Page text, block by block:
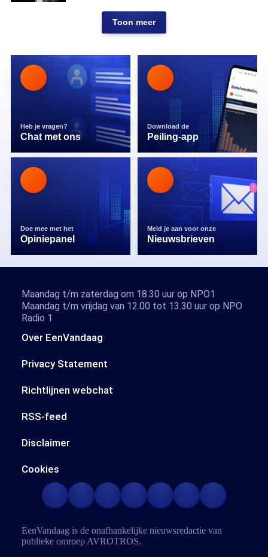
Toon meer
Heb je vragen?
Chat met ons
Download de
Peiling-app
Doe mee met het
Opiniepanel
Meld je aan voor onze
Nieuwsbrieven
Over EenVandaag
Privacy Statement
Richtlijnen webchat
RSS-feed
Disclaimer
Cookies
Maandag t/m zaterdag om 18.30 uur op NPO1
Maandag t/m vrijdag van 12.00 tot 13.30 uur op NPO
Radio 1
EenVandaag is de onafhankelijke nieuwsredactie van
publieke omroep AVROTROS.